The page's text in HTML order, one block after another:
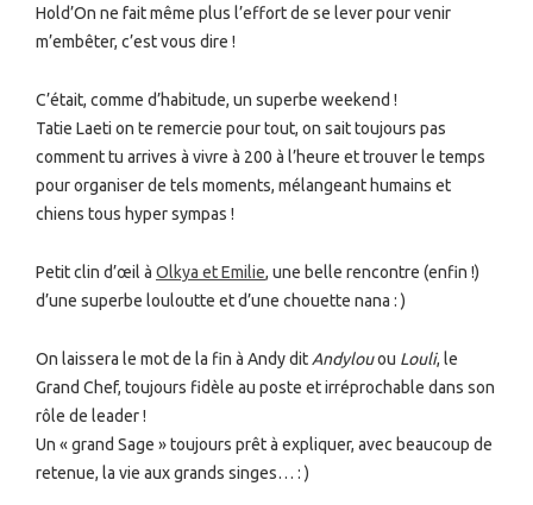
Hold’On ne fait même plus l’effort de se lever pour venir
m’embêter, c’est vous dire !
C’était, comme d’habitude, un superbe weekend !
Tatie Laeti on te remercie pour tout, on sait toujours pas
comment tu arrives à vivre à 200 à l’heure et trouver le temps
pour organiser de tels moments, mélangeant humains et
chiens tous hyper sympas !
Petit clin d’œil à Olkya et Emilie, une belle rencontre (enfin !)
d’une superbe louloutte et d’une chouette nana : )
On laissera le mot de la fin à Andy dit Andylouou Louli, le
Grand Chef, toujours fidèle au poste et irréprochable dans son
rôle de leader !
Un « grand Sage » toujours prêt à expliquer, avec beaucoup de
retenue, la vie aux grands singes… : )